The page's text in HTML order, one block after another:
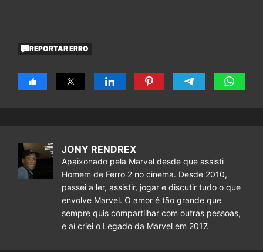
REPORTAR ERRO
JONY RENDREX
Apaixonado pela Marvel desde que assisti
Homem de Ferro 2 no cinema. Desde 2010,
passei a ler, assistir, jogar e discutir tudo o que
envolve Marvel. O amor é tão grande que
sempre quis compartilhar com outras pessoas,
e aí criei o Legado da Marvel em 2017.